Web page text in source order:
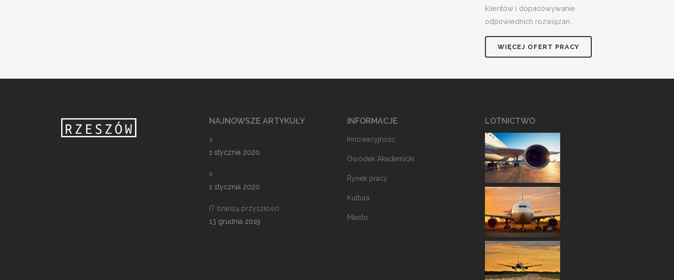
klientów i dopasowywanie
odpowiednich rozwiązań...
WIĘCEJ OFERT PRACY
NAJNOWSZE ARTYKUŁY
x
1 stycznia 2020
x
1 stycznia 2020
IT branżą przyszłości
13 grudnia 2019
INFORMACJE
Innowacyjność
Ośrodek Akademicki
Rynek pracy
Kultura
Miasto
LOTNICTWO